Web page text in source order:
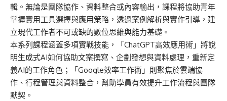
輯。無論是團隊協作、資料整合或內容輸出，課程將協助青年
掌握實用工具選擇與應用策略，透過案例解析與實作引導，建
立現代工作者不可或缺的數位思維與能力基礎。
本系列課程涵蓋多項實戰技能，「ChatGPT高效應用術」將說
明生成式AI如何協助文案撰寫、企劃發想與資料處理，重新定
義AI的工作角色；「Google效率工作術」則聚焦於雲端協
作、行程管理與資料整合，幫助學員有效提升工作流程與團隊
默契。